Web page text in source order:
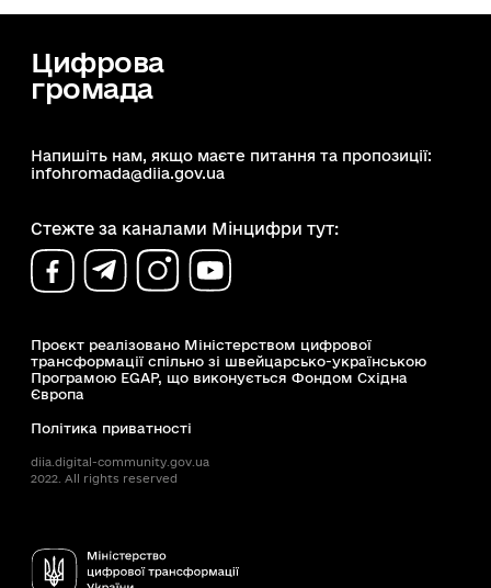
Цифрова
громада
Напишіть нам, якщо маєте питання та пропозиції:
infohromada@diia.gov.ua
Стежте за каналами Мінцифри тут:
Проєкт реалізовано Міністерством цифрової
трансформації спільно зі швейцарсько-українською
Програмою EGAP, що виконується Фондом Східна
Європа
Політика приватності
diia.digital-community.gov.ua
2022. All rights reserved